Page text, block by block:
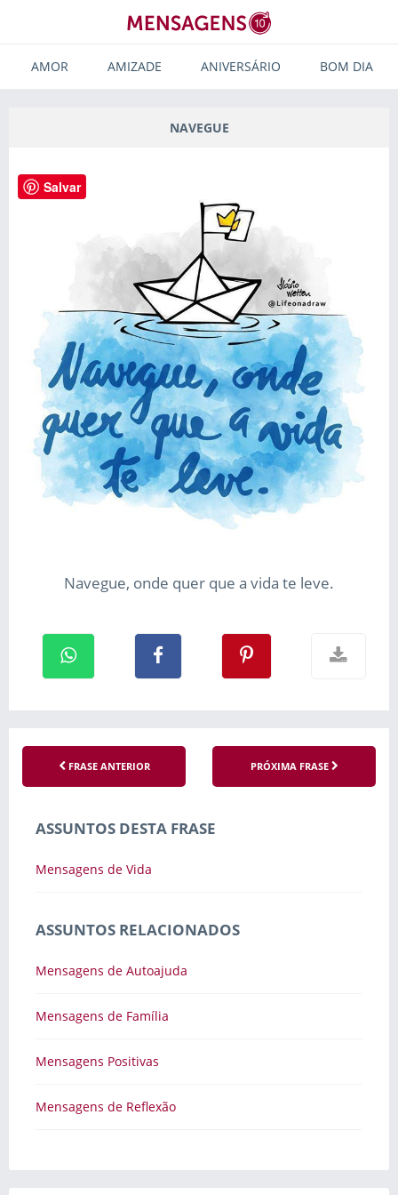
AMOR AMIZADE ANIVERSÁRIO BOM DIA
NAVEGUE
Navegue, onde quer que a vida te leve.
FRASE ANTERIOR PRÓXIMA FRASE
ASSUNTOS DESTA FRASE
Mensagens de Vida
ASSUNTOS RELACIONADOS
Mensagens de Autoajuda
Mensagens de Família
Mensagens Positivas
Mensagens de Reflexão
Salvar